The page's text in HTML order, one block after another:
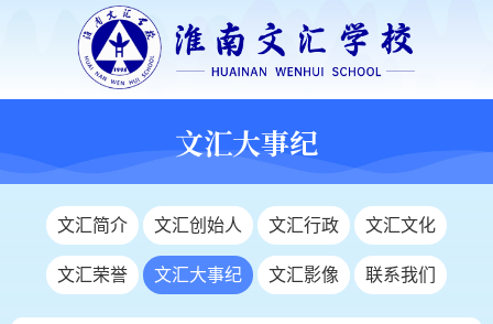
文汇大事纪
文汇简介 文汇创始人 文汇行政 文汇文化
文汇荣誉 文汇大事纪 文汇影像 联系我们